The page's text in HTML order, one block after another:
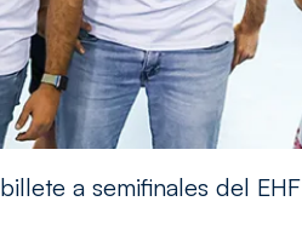
a semifinales del EHF